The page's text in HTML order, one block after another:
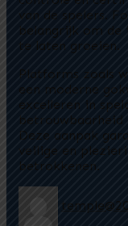
van de spelers.
belangrijk om de
te laten groeien.
Platforms zoals
een moderne
excelleren in
Deze aanpak
veilige en
betrokkenen.